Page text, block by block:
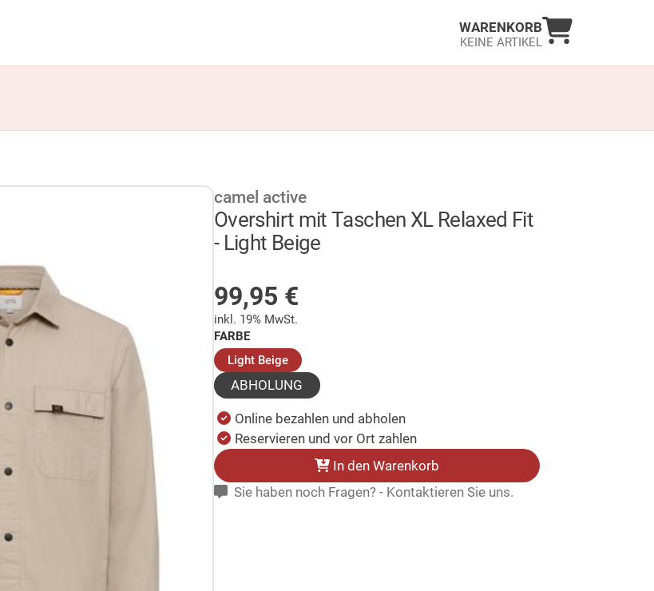
WARENKORB
KEINE ARTIKEL
Warenkorb
camel active
Overshirt mit Taschen XL Relaxed Fit
- Light Beige
99,95 €
inkl. 19% MwSt.
FARBE
Light Beige(ausgewählt)
ABHOLUNG
Online bezahlen und abholen
Reservieren und vor Ort zahlen
In den Warenkorb
Sie haben noch Fragen? - Kontaktieren Sie uns.